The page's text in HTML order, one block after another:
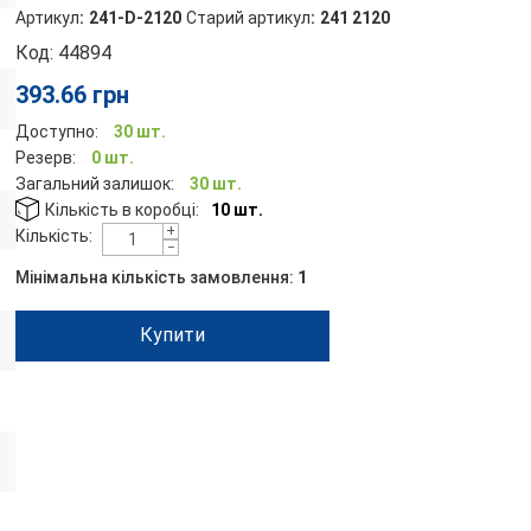
Артикул: 241-D-2120 Старий артикул: 241 2120
Код: 44894
393.66 грн
Доступно:
30 шт.
Резерв:
0 шт.
Загальний залишок:
30 шт.
Кількість в коробці:
10 шт.
Кількість:
+
−
Мінімальна кількість замовлення: 1
Купити